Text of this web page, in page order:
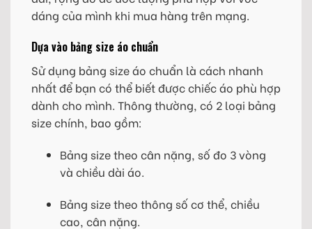
dáng của mình khi mua hàng trên mạng.
Dựa vào bảng size áo chuẩn
Sử dụng bảng size áo chuẩn là cách nhanh
nhất để bạn có thể biết được chiếc áo phù hợp
dành cho mình. Thông thường, có 2 loại bảng
size chính, bao gồm:
Bảng size theo cân nặng, số đo 3 vòng
và chiều dài áo.
Bảng size theo thông số cơ thể, chiều
cao, cân nặng.